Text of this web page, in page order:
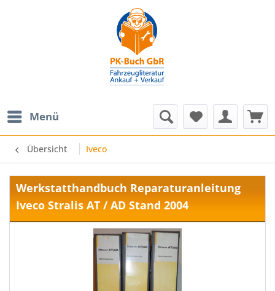
Menü
Übersicht Iveco
Werkstatthandbuch Reparaturanleitung
Iveco Stralis AT / AD Stand 2004